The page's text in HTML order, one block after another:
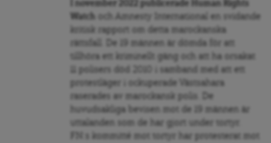
I november 2022 publicerade Human Rights
Watch
och Amnesty International en svidande
kritisk rapport om detta marockanska
rättsfall. De 19 männen är dömda för att
tillhöra ett kriminellt gäng och att ha orsakat
11 polisers död 2010 i samband med att ett
protestläger i ockuperade Västsahara
raserades av marockansk polis. De
huvudsakliga bevisen mot de 19 männen är
uttalanden som de har gjort under tortyr.
FN:s kommitté mot tortyr har protesterat mot